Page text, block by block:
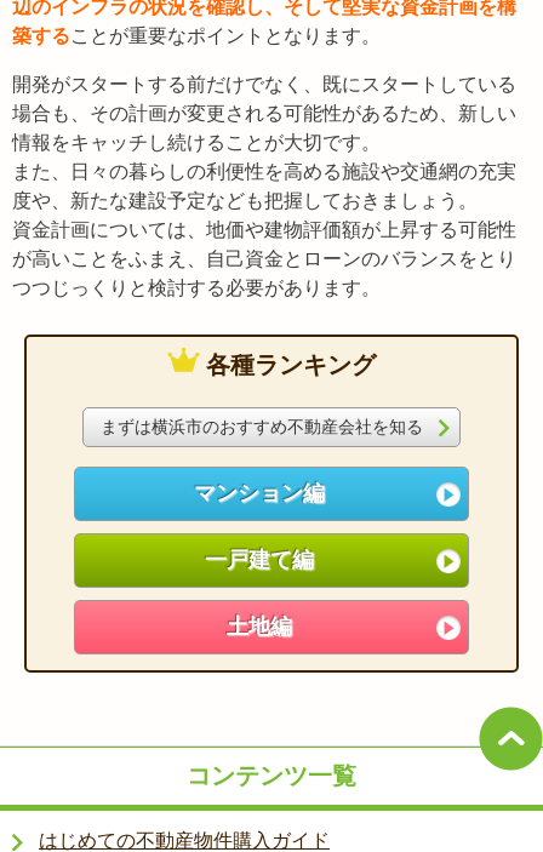
辺のインフラの状況を確認し、そして堅実な資金計画を構
築することが重要なポイントとなります。
開発がスタートする前だけでなく、既にスタートしている
場合も、その計画が変更される可能性があるため、新しい
情報をキャッチし続けることが大切です。
また、日々の暮らしの利便性を高める施設や交通網の充実
度や、新たな建設予定なども把握しておきましょう。
資金計画については、地価や建物評価額が上昇する可能性
が高いことをふまえ、自己資金とローンのバランスをとり
つつじっくりと検討する必要があります。
各種ランキング
まずは横浜市のおすすめ不動産会社を知る
マンション編
一戸建て編
土地編
コンテンツ一覧
はじめての不動産物件購入ガイド